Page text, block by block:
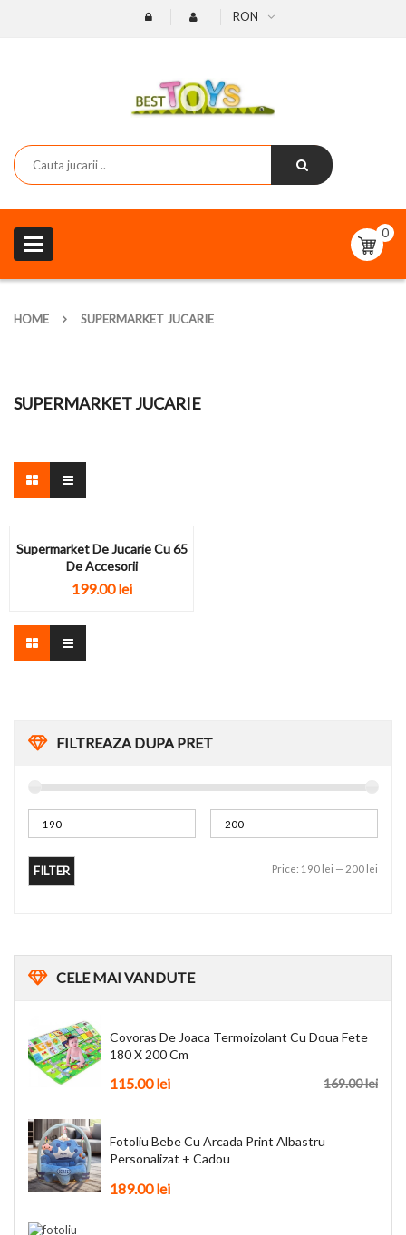
RON
Toggle
navigation
0
HOME SUPERMARKET JUCARIE
FILTREAZA DUPA PRET
FILTER Price: 190 lei — 200 lei
CELEMAI VANDUTE
Covoras De Joaca Termoizolant Cu Doua Fete
180 X 200 Cm
169.00lei
115.00lei
Fotoliu Bebe Cu Arcada Print Albastru
Personalizat + Cadou
189.00lei
SUPERMARKET JUCARIE
Supermarket De Jucarie Cu 65
De Accesorii
199.00lei